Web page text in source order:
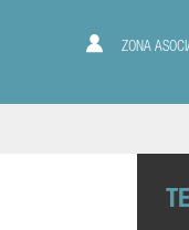
ZONA